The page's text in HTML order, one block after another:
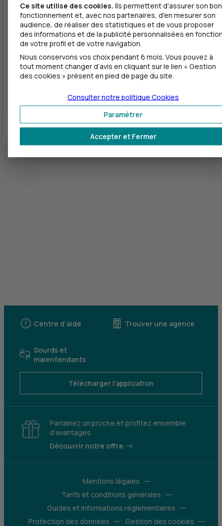
1 RUE VICTOR HUGO
92400 COURBEVOIE
01 41 16 16 76
Fermé, ouvre lundi à 9h00
Retour
Centre d'aide Trouver une agence
Sourds et
malentendants
Télécharger l'application
Parrainez un proche et profitez ensemble
d’avantages
Découvrir notre offre
Mentions légales
Tarifs et conditions générales
Guides et informations réglementaires
Protection des données
Gestion des cookies
Ce site utilise des cookies. Ils permettent d'assurer son bon
fonctionnement et, avec nos partenaires, d'en mesurer son
audience, de réaliser des statistiques et de vous proposer
des informations et de la publicité personnalisées en
de votre profil et de votre navigation.
Nous conservons vos choix pendant 6 mois. Vous pouvez à
tout moment changer d’avis en cliquant sur le lien « Gestion
des cookies » présent en pied de page du site.
Accepter et Fermer
Paramétrer
Consulter notre politique Cookies